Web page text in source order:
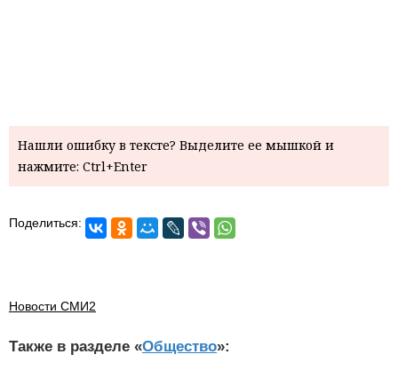
Нашли ошибку в тексте? Выделите ее мышкой и
нажмите: Ctrl+Enter
Поделиться:
Новости СМИ2
Также в разделе «Общество»: